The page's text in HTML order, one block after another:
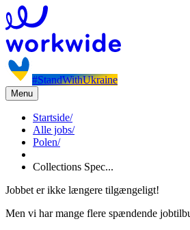
#StandWithUkraine
Menu
Startside/
Alle jobs/
Polen/
Collections Spec...
Jobbet er ikke længere tilgængeligt!
Men vi har mange flere spændende